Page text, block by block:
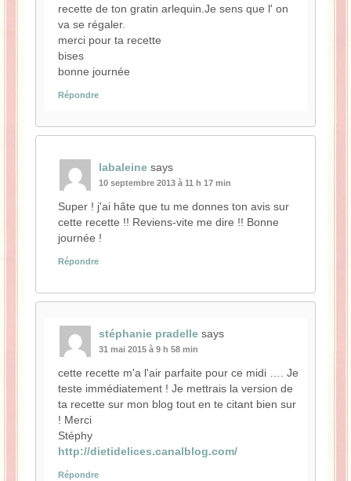
recette de ton gratin arlequin.Je sens que l' on
va se régaler.
merci pour ta recette
bises
bonne journée
Répondre
labaleine says
10 septembre 2013 à 11 h 17 min
Super ! j'ai hâte que tu me donnes ton avis sur
cette recette !! Reviens-vite me dire !! Bonne
journée !
Répondre
stéphanie pradelle says
31 mai 2015 à 9 h 58 min
cette recette m'a l'air parfaite pour ce midi …. Je
teste immédiatement ! Je mettrais la version de
ta recette sur mon blog tout en te citant bien sur
! Merci
Stéphy
http://dietidelices.canalblog.com/
Répondre